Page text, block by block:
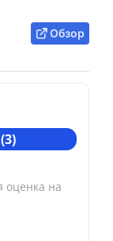
Обзор
оценка на